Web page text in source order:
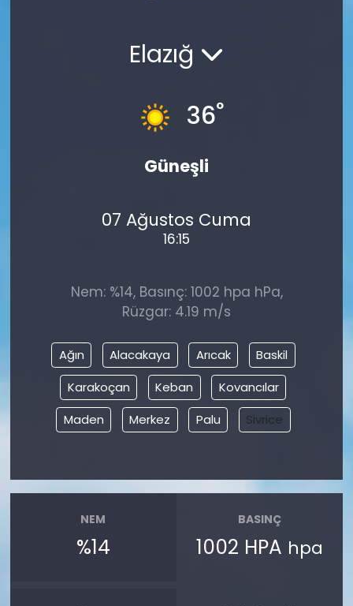
Elazığ
36°
Güneşli
07 Ağustos Cuma
16:15
Nem: %14, Basınç: 1002 hpa hPa,
Rüzgar: 4.19 m/s
Ağın Alacakaya Arıcak
Baskil
Karakoçan
Keban
Kovancılar
Maden
Merkez Palu Sivrice
NEM
%14
BASINÇ
1002 HPA hpa